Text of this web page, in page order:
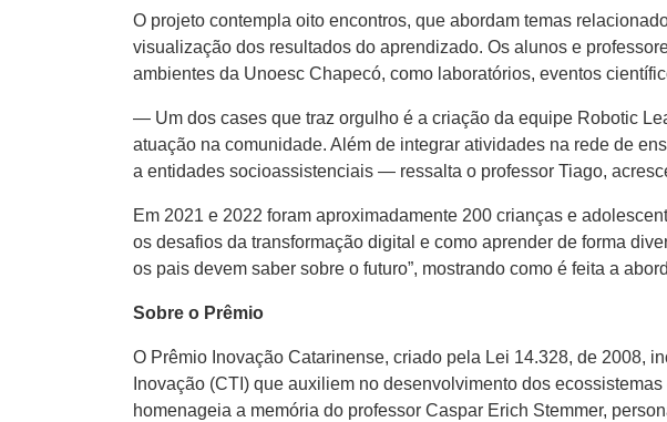
O projeto contempla oito encontros, que abordam temas
visualização dos resultados do aprendizado. Os alunos e
ambientes da Unoesc Chapecó, como laboratórios, eventos
— Um dos cases que traz orgulho é a criação da equipe Robotic
atuação na comunidade. Além de integrar atividades na rede de
a entidades socioassistenciais — ressalta o professor Tiago,
Em 2021 e 2022 foram aproximadamente 200 crianças e
os desafios da transformação digital e como aprender de forma
os pais devem saber sobre o futuro”, mostrando como é feita a
Sobre o Prêmio
O Prêmio Inovação Catarinense, criado pela Lei 14.328, de 2008,
Inovação (CTI) que auxiliem no desenvolvimento dos
homenageia a memória do professor Caspar Erich Stemmer,